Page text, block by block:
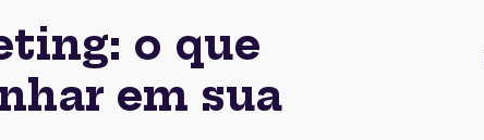
o que
em sua